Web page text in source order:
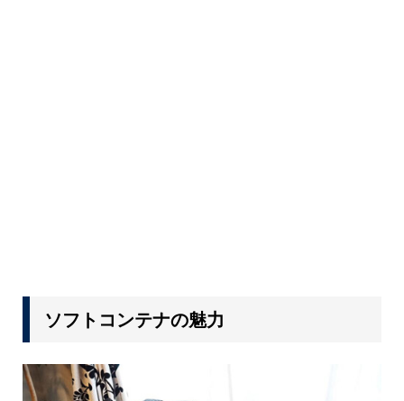
ソフトコンテナの魅力